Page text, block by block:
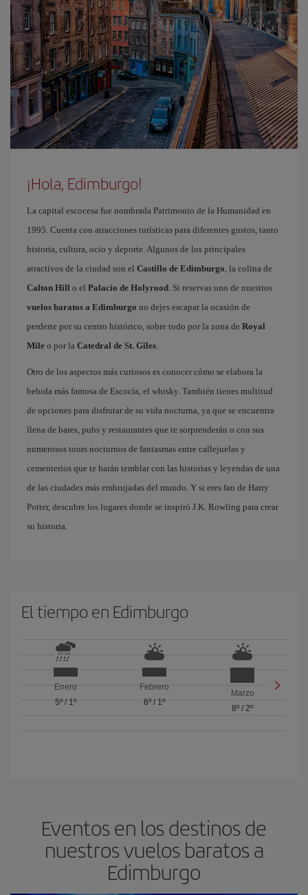
¡Hola, Edimburgo!
La capital escocesa fue nombrada Patrimonio de la Humanidad en
1995. Cuenta con atracciones turísticas para diferentes gustos, tanto
historia, cultura, ocio y deporte. Algunos de los principales
atractivos de la ciudad son el Castillo de Edimburgo, la colina de
Calton Hill o el Palacio de Holyrood. Si reservas uno de nuestros
vuelos baratos a Edimburgo no dejes escapar la ocasión de
perderte por su centro histórico, sobre todo por la zona de Royal
Mile o por la Catedral de St. Giles.
Otro de los aspectos más curiosos es conocer cómo se elabora la
bebida más famosa de Escocia, el whisky. También tienes multitud
de opciones para disfrutar de su vida nocturna, ya que se encuentra
llena de bares, pubs y restaurantes que te sorprenderán o con sus
numerosos tours nocturnos de fantasmas entre callejuelas y
cementerios que te harán temblar con las historias y leyendas de una
de las ciudades más embrujadas del mundo. Y si eres fan de Harry
Potter, descubre los lugares donde se inspiró J.K. Rowling para crear
su historia.
El tiempo en Edimburgo
Enero
5º/ 1º
Febrero
6º/ 1º
Marzo
8º /2º
Eventos en los destinos de
nuestros vuelos baratos a
Edimburgo